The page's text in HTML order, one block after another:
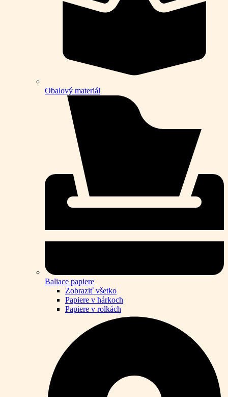
Obalový materiál
Baliace papiere
Zobraziť všetko
Papiere v hárkoch
Papiere v rolkách